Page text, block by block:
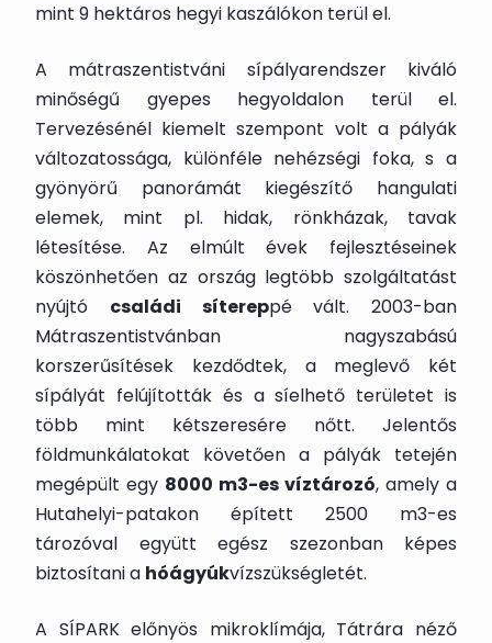
mint 9 hektáros hegyi kaszálókon terül el.
A mátraszentistváni sípályarendszer kiváló
minőségű gyepes hegyoldalon terül el.
Tervezésénél kiemelt szempont volt a pályák
változatossága, különféle nehézségi foka, s a
gyönyörű panorámát kiegészítő hangulati
elemek, mint pl. hidak, rönkházak, tavak
létesítése. Az elmúlt évek fejlesztéseinek
köszönhetően az ország legtöbb szolgáltatást
nyújtó családi sítereppé vált. 2003-ban
Mátraszentistvánban nagyszabású
korszerűsítések kezdődtek, a meglevő két
sípályát felújították és a síelhető területet is
több mint kétszeresére nőtt. Jelentős
földmunkálatokat követően a pályák tetején
megépült egy 8000 m3-es víztározó, amely a
Hutahelyi-patakon épített 2500 m3-es
tározóval együtt egész szezonban képes
biztosítani a hóágyúkvízszükségletét.
A SÍPARK előnyös mikroklímája, Tátrára néző